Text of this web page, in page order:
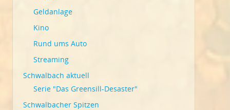
Geldanlage
Kino
Rund ums Auto
Streaming
Schwalbach aktuell
Serie "Das Greensill-Desaster"
Schwalbacher Spitzen